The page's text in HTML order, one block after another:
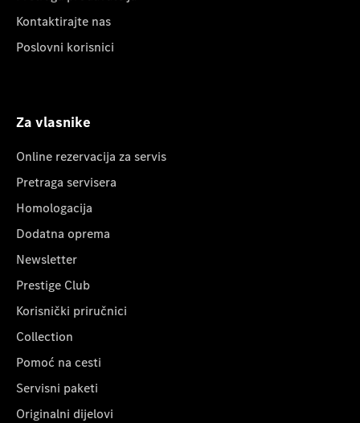
Kontaktirajte nas
Poslovni korisnici
Za vlasnike
Online rezervacija za servis
Pretraga servisera
Homologacija
Dodatna oprema
Newsletter
Prestige Club
Korisnički priručnici
Collection
Pomoć na cesti
Servisni paketi
Originalni dijelovi